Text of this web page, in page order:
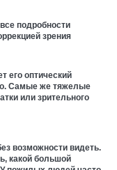
подробности
зрения
его оптический
Самые же тяжелые
или зрительного
возможности видеть.
какой большой